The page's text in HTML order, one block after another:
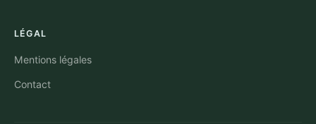
LÉGAL
Mentions légales
Contact